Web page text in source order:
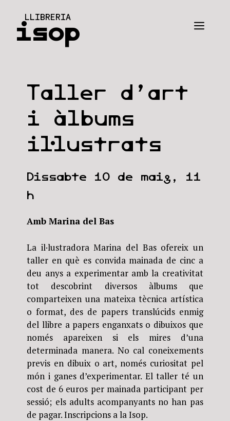
contingut
isop
LLIBRERIA
Menú
Taller d’art
i àlbums
il·lustrats
Dissabte 10 de maig, 11
h
Amb Marina del Bas
La il·lustradora Marina del Bas ofereix un
taller en què es convida mainada de cinc a
deu anys a experimentar amb la creativitat
tot descobrint diversos àlbums que
comparteixen una mateixa tècnica artística
o format, des de papers translúcids enmig
del llibre a papers enganxats o dibuixos que
només apareixen si els mires d’una
determinada manera. No cal coneixements
previs en dibuix o art, només curiositat pel
món i ganes d’experimentar. El taller té un
cost de 6 euros per mainada participant per
sessió; els adults acompanyants no han pas
de pagar. Inscripcions a la Isop.